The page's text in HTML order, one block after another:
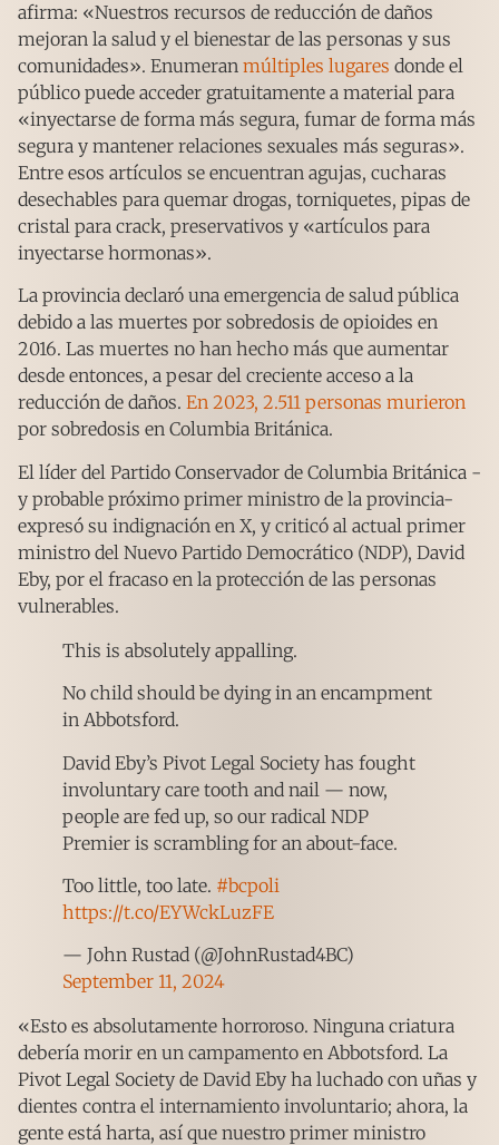
afirma: «Nuestros recursos de reducción de daños
mejoran la salud y el bienestar de las personas y sus
comunidades». Enumeran múltiples lugares donde el
público puede acceder gratuitamente a material para
«inyectarse de forma más segura, fumar de forma más
segura y mantener relaciones sexuales más seguras».
Entre esos artículos se encuentran agujas, cucharas
desechables para quemar drogas, torniquetes, pipas de
cristal para crack, preservativos y «artículos para
inyectarse hormonas».
La provincia declaró una emergencia de salud pública
debido a las muertes por sobredosis de opioides en
2016. Las muertes no han hecho más que aumentar
desde entonces, a pesar del creciente acceso a la
reducción de daños. En 2023, 2.511 personas murieron
por sobredosis en Columbia Británica.
El líder del Partido Conservador de Columbia Británica -
y probable próximo primer ministro de la provincia-
expresó su indignación en X, y criticó al actual primer
ministro del Nuevo Partido Democrático (NDP), David
Eby, por el fracaso en la protección de las personas
vulnerables.
This is absolutely appalling.
No child should be dying in an encampment
in Abbotsford.
David Eby’s Pivot Legal Society has fought
involuntary care tooth and nail — now,
people are fed up, so our radical NDP
Premier is scrambling for an about-face.
Too little, too late. #bcpoli
https://t.co/EYWckLuzFE
— John Rustad (@JohnRustad4BC)
September 11, 2024
«Esto es absolutamente horroroso. Ninguna criatura
debería morir en un campamento en Abbotsford. La
Pivot Legal Society de David Eby ha luchado con uñas y
dientes contra el internamiento involuntario; ahora, la
gente está harta, así que nuestro primer ministro